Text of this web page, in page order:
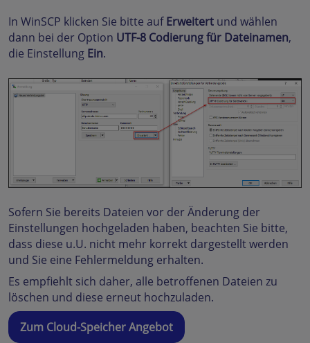
In WinSCP klicken Sie bitte aufErweitert und wählen
dann bei der Option UTF-8 Codierung für Dateinamen,
die Einstellung Ein.
Sofern Sie bereits Dateien vor der Änderung der
Einstellungen hochgeladen haben, beachten Sie bitte,
dass diese u.U. nicht mehr korrekt dargestellt werden
und Sie eine Fehlermeldung erhalten.
Es empfiehlt sich daher, alle betroffenen Dateien zu
löschen und diese erneut hochzuladen.
Zum Cloud-Speicher Angebot